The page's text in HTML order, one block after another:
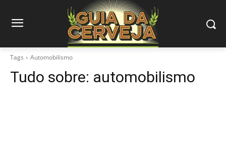
Tags Automobilismo
Tudo sobre: automobilismo